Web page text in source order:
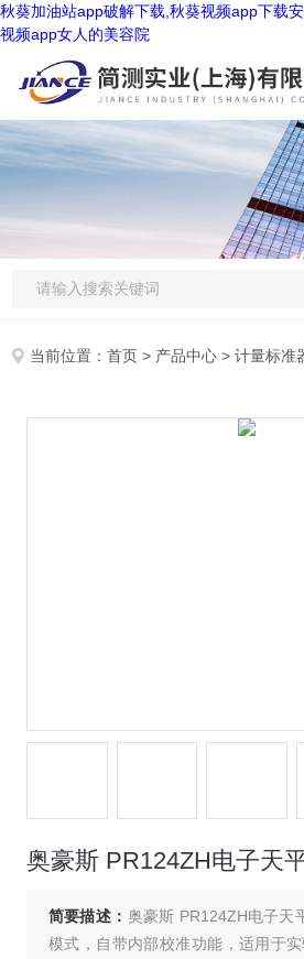
秋葵加油站app破解下载,秋葵视频app下载
视频app女人的美容院
当前位置：首页 > 产品中心 >计量标准
奥豪斯 PR124ZH电子天
简要描述： 奥豪斯 PR124ZH电子天
模式，自带内部校准功能，适用于实